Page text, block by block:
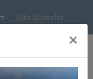
Ülke Bültenleri
×